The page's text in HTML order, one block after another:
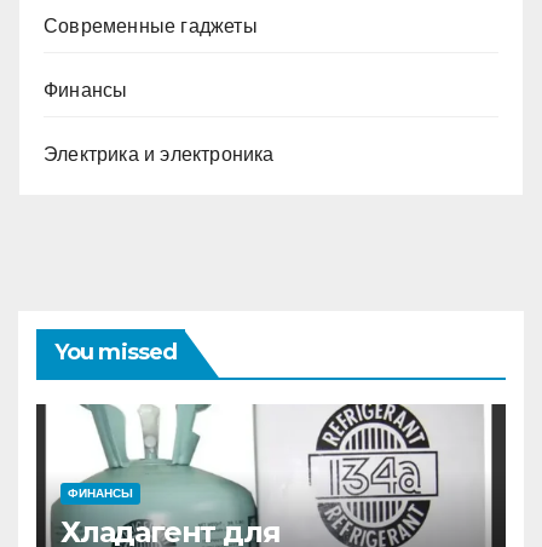
Современные гаджеты
Финансы
Электрика и электроника
You missed
ФИНАНСЫ
Хладагент для